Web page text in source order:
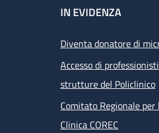
IN EVIDENZA
Diventa donatore di
Accesso di
strutture del Policlinico
Comitato Regionale per
Clinica COREC